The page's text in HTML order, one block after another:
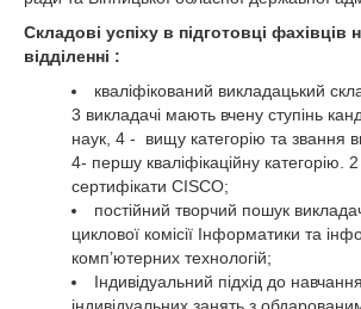
Складові успіху в підготовці
відділенні :
кваліфікований викладацький
3 викладачі мають вчену ступінь
наук, 4 - вищу категорію та звання
4- першу кваліфікаційну категорію.
сертифікати CISCO;
постійний творчий пошук
циклової комісії Інформатики та
комп’ютерних технологій;
Індивідуальний підхід до